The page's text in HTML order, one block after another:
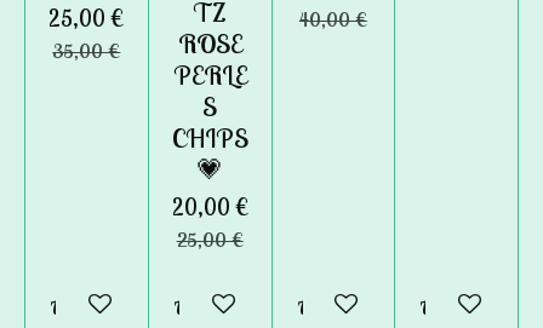
25,00 €
35,00 €
Ajouter au panier
TZ
ROSE
PERLE
S
CHIPS
💗
20,00 €
25,00 €
Ajouter au panier
40,00 €
Ajouter au panierAjouter au